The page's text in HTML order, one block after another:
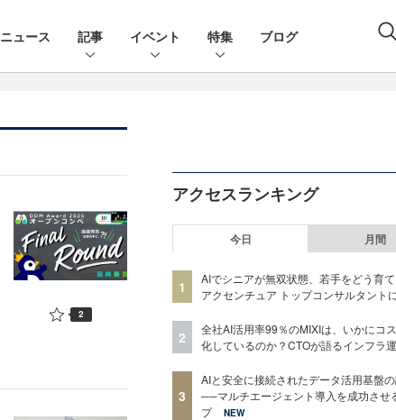
ニュース 記事 イベント 特集 ブログ
2
アクセスランキング
今日 月間
1
AIでシニアが無双状態、若手をどう育
アクセンチュア トップコンサルタント
2
全社AI活用率99％のMIXIは、いかにコ
化しているのか？CTOが語るインフラ
3
AIと安全に接続されたデータ活用基盤
──マルチエージェント導入を成功させ
プ
NEW